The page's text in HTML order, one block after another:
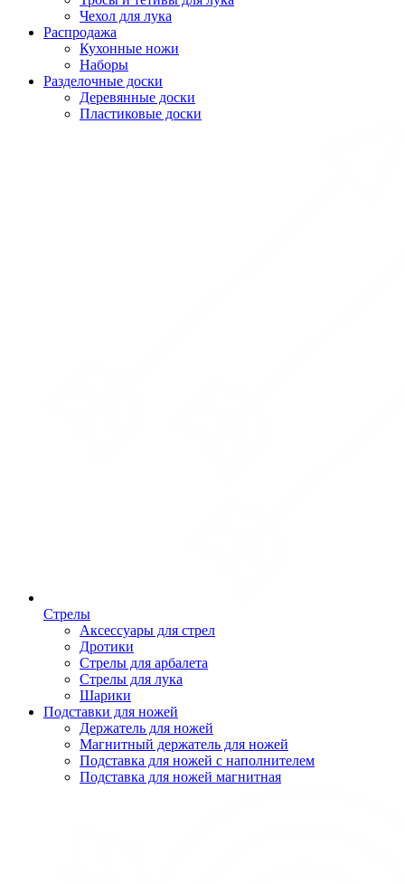
Чехол для лука
Распродажа
Кухонные ножи
Наборы
Разделочные доски
Деревянные доски
Пластиковые доски
Стрелы
Аксессуары для стрел
Дротики
Стрелы для арбалета
Стрелы для лука
Шарики
Подставки для ножей
Держатель для ножей
Магнитный держатель для ножей
Подставка для ножей с наполнителем
Подставка для ножей магнитная